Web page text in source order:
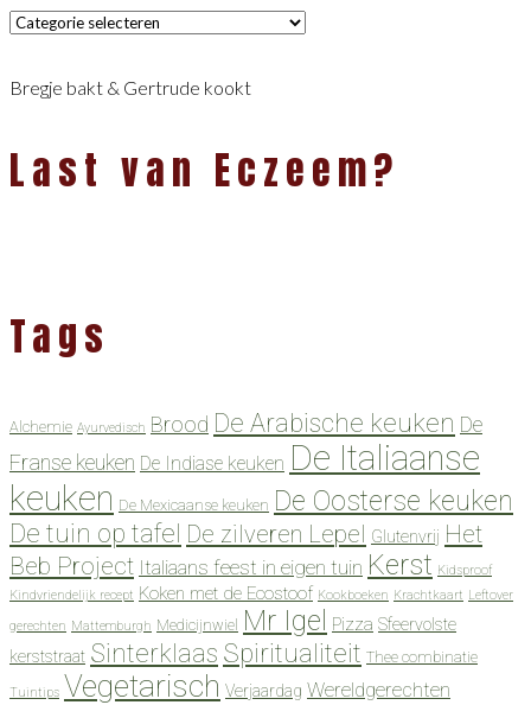
Categorieën
Bregje bakt & Gertrude kookt
Last van Eczeem?
Tags
Alchemie Ayurvedisch Brood De Arabische keuken De
Franse keuken De Indiase keuken De Italiaanse
keuken De Mexicaanse keuken De Oosterse keuken
De tuin op tafel De zilveren Lepel Glutenvrij Het
Beb Project Italiaans feest in eigen tuin Kerst Kidsproof
Kindvriendelijk recept Koken met de Ecostoof Kookboeken Krachtkaart Leftover
gerechten Mattemburgh Medicijnwiel Mr Igel Pizza Sfeervolste
kerststraat Sinterklaas Spiritualiteit Thee combinatie
Tuintips Vegetarisch Verjaardag Wereldgerechten